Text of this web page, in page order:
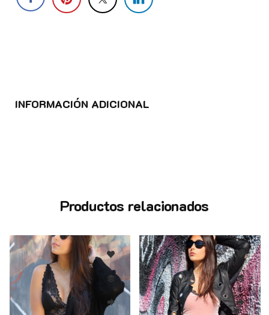
INFORMACIÓN ADICIONAL
Productos relacionados